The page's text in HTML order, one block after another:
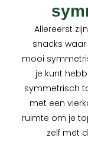
Allereerst
snacks waar
mooi
je kunt
symmetrisch
met een
ruimte om je
zelf met